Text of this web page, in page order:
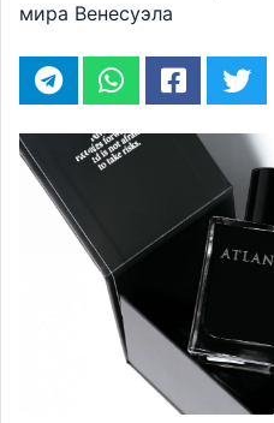
мира Венесуэла